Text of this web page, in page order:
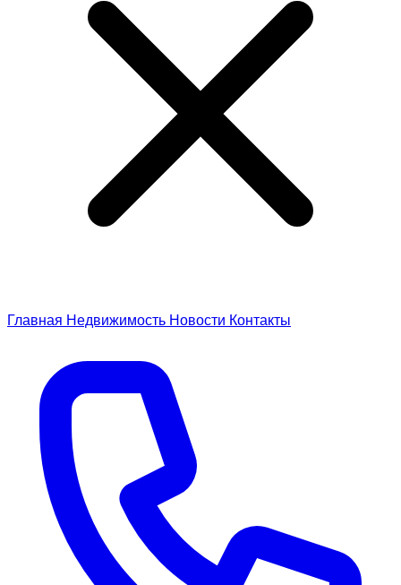
Главная Недвижимость Новости Контакты